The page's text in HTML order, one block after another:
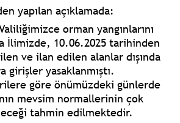
yapılan açıklamada:
orman yangınlarını
İlimizde, 10.06.2025 tarihinden
ve ilan edilen alanlar dışında
girişler yasaklanmıştı.
göre önümüzdeki günlerde
mevsim normallerinin çok
tahmin edilmektedir.